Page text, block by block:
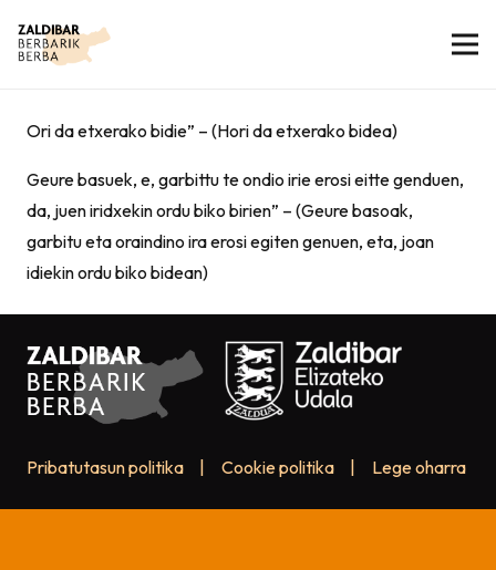
Ori da etxerako bidie” – (Hori da etxerako bidea)
Geure basuek, e, garbittu te ondio irie erosi eitte genduen,
da, juen iridxekin ordu biko birien” – (Geure basoak,
garbitu eta oraindino ira erosi egiten genuen, eta, joan
idiekin ordu biko bidean)
Pribatutasun politika Cookie politika Lege oharra